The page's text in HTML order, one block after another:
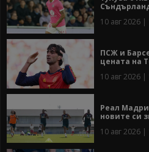
10 авг 2026 |
ПСЖ и
цената на
10 авг 2026 |
Реал
новите си
10 авг 2026 |